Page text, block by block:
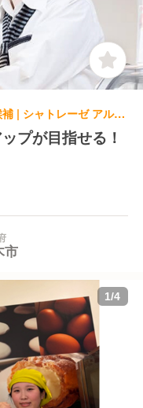
パティスリー・ケーキ屋 | 店長・店長候補 | シャトレーゼ アルプラザ茨木店
プが目指せる！
市
1/4